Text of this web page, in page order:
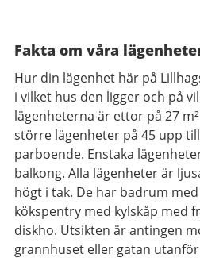
Fakta om våra
Hur din lägenhet här på
i vilket hus den ligger och på
lägenheterna är ettor på 27
större lägenheter på 45 upp
parboende. Enstaka
balkong. Alla lägenheter är
högt i tak. De har badrum
kökspentry med kylskåp med
diskho. Utsikten är antingen
grannhuset eller gatan